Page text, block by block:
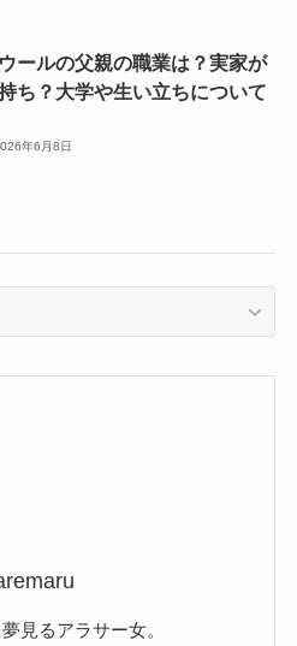
ールの父親の職業は？実家が
ち？大学や生い立ちについて
年6月8日
見るアラサー女。